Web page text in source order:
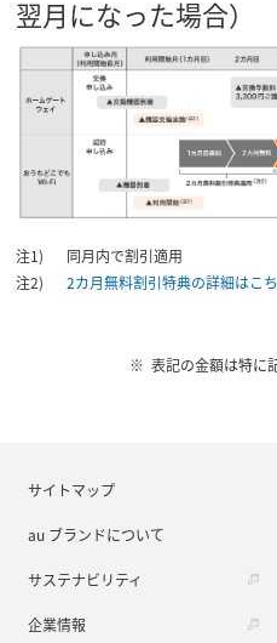
翌月になった場合）
同月内で割引適用
2カ月無料割引特典の詳細はこ
表記の金額は特に
サイトマップ
au ブランドについて
サステナビリティ
企業情報